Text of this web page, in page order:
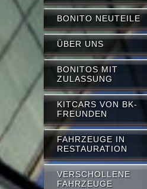
BONITO NEUTEILE
ÜBER UNS
BONITOS MIT
ZULASSUNG
KITCARS VON BK-
FREUNDEN
FAHRZEUGE IN
RESTAURATION
VERSCHOLLENE
FAHRZEUGE